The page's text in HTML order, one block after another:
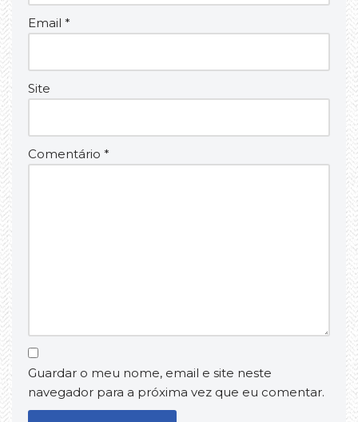
Email *
Site
Comentário *
Guardar o meu nome, email e site neste
navegador para a próxima vez que eu comentar.